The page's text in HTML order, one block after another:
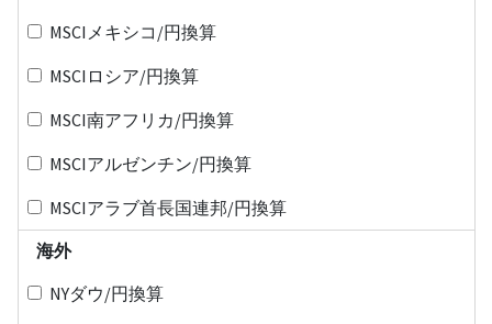
MSCIメキシコ/円換算
MSCIロシア/円換算
MSCI南アフリカ/円換算
MSCIアルゼンチン/円換算
MSCIアラブ首長国連邦/円換算
海外
NYダウ/円換算